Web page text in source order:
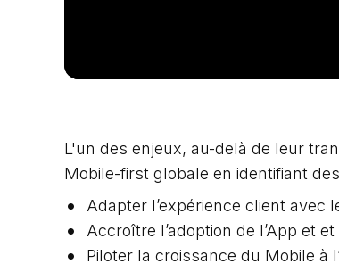
L'un des enjeux, au-delà de leur
Mobile-first globale en identifiant
Adapter l’expérience client avec
Accroître l’adoption de l’App et
Piloter la croissance du Mobile à